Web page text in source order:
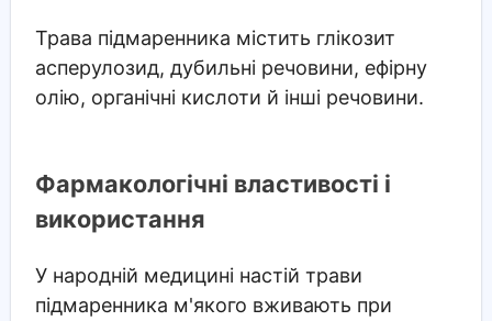
Трава підмаренника містить глікозит
асперулозид, дубильні речовини, ефірну
олію, органічні кислоти й інші речовини.
Фармакологічні властивості і
використання
У народній медицині настій трави
підмаренника м'якого вживають при